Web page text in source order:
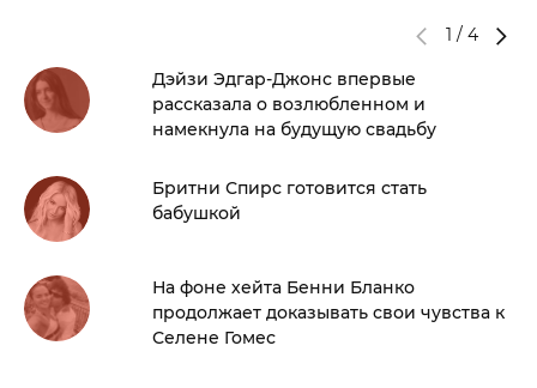
1 / 4
Дэйзи Эдгар-Джонс впервые
рассказала о возлюбленном и
намекнула на будущую свадьбу
Бритни Спирс готовится стать
бабушкой
На фоне хейта Бенни Бланко
продолжает доказывать свои чувства к
Селене Гомес